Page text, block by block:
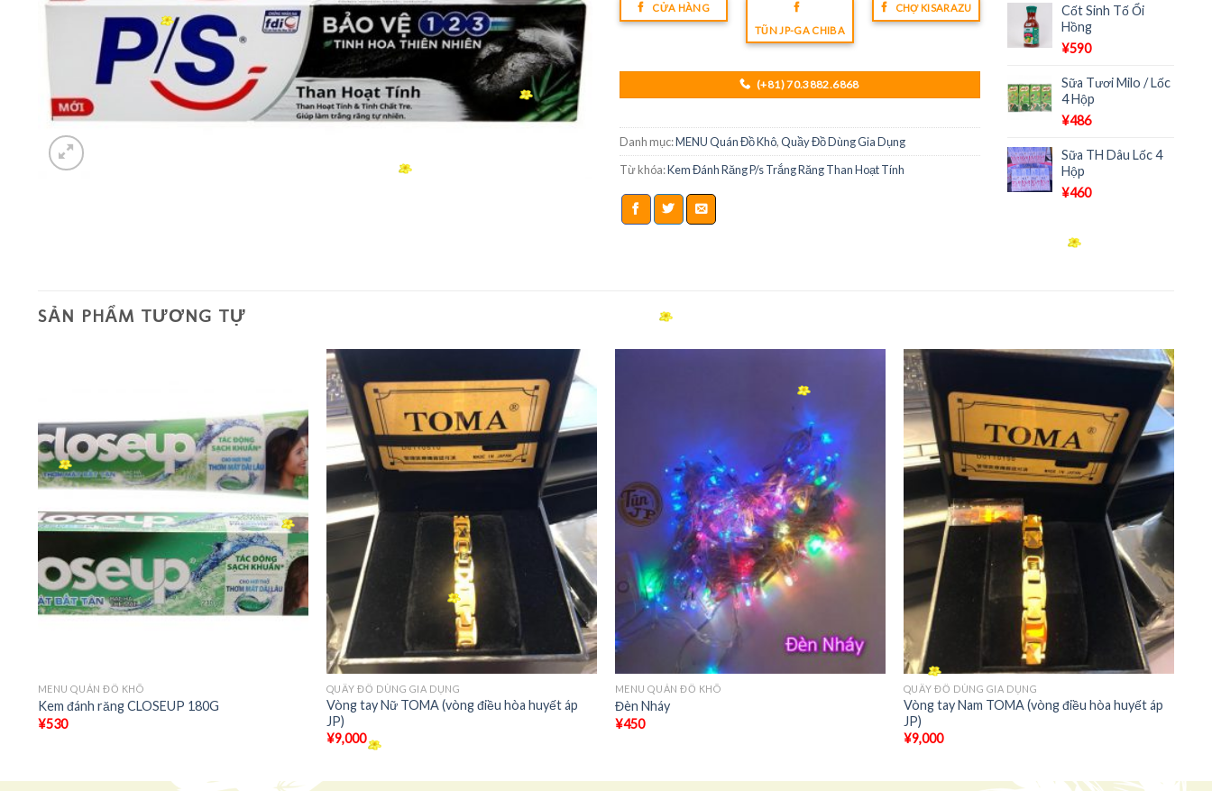
CỬA HÀNG
TŨN JP-GA CHIBA
CHỢ KISARAZU
(+81) 70.3882.6868
Danh mục:MENU Quán Đồ Khô,Quầy Đồ Dùng Gia Dụng
Từ khóa:Kem Đánh Răng P/s Trắng Răng Than Hoạt Tính
Cốt Sinh Tố Ổi
Hồng
¥590
Sữa Tươi Milo / Lốc
4 Hộp
¥486
Sữa TH Dâu Lốc 4
Hộp
¥460
SẢN PHẨM TƯƠNG TỰ
MENU QUÁN ĐỒ KHÔ
Kem đánh răng CLOSEUP 180G
¥530
+
QUẦY ĐỒ DÙNG GIA DỤNG
Vòng tay Nữ TOMA (vòng điều hòa huyết áp
JP)
¥9,000
MENU QUÁN ĐỒ KHÔ
Đèn Nháy
¥450
+
QUẦY ĐỒ DÙNG GIA DỤNG
Vòng tay Nam TOMA (vòng điều hòa huyết áp
JP)
¥9,000